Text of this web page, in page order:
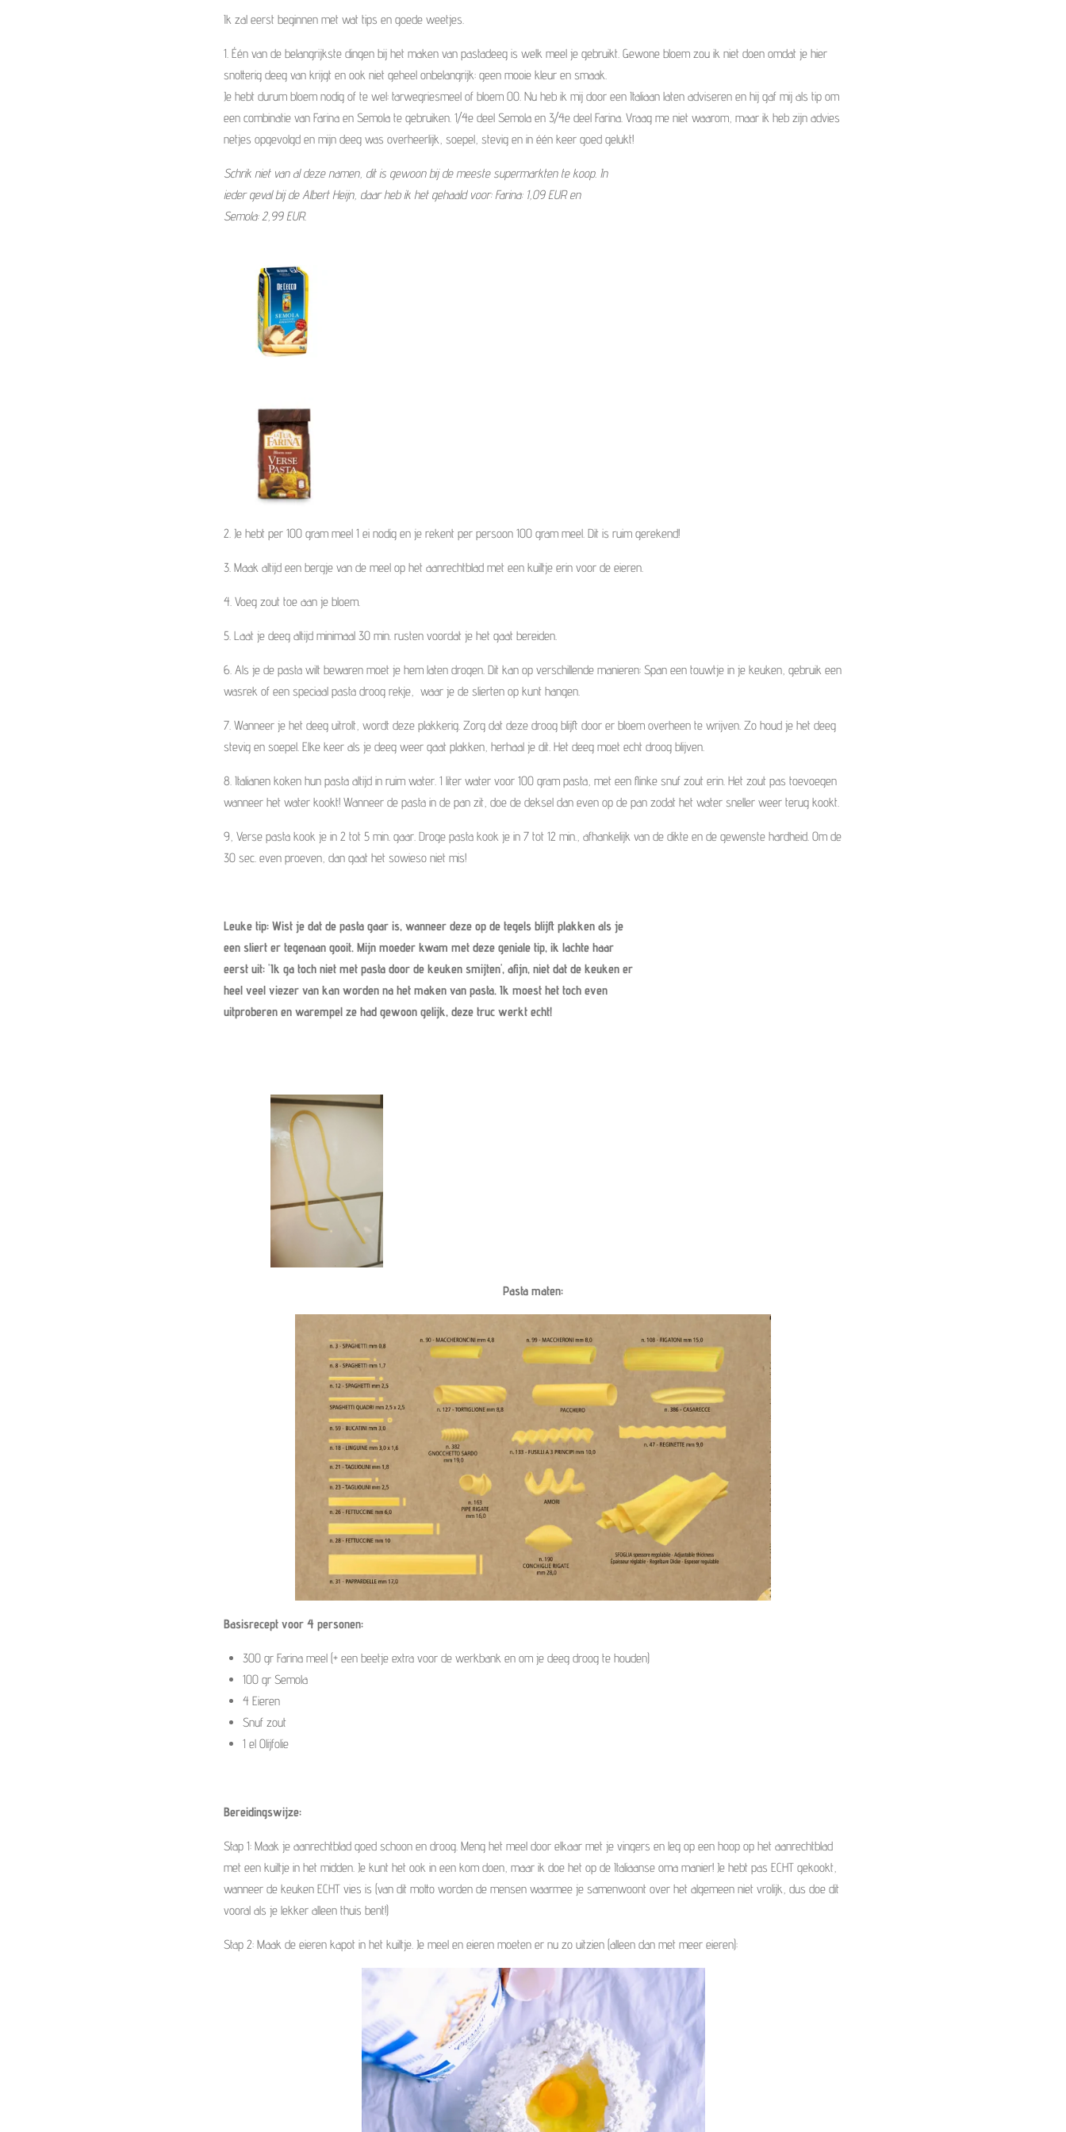
Ik zal eerst beginnen met wat tips en goede weetjes.
1. Één van de belangrijkste dingen bij het maken van pastadeeg is welk meel je gebruikt. Gewone bloem zou ik niet doen omdat je hier
snotterig deeg van krijgt en ook niet geheel onbelangrijk: geen mooie kleur en smaak.
Je hebt durum bloem nodig of te wel: tarwegriesmeel of bloem 00. Nu heb ik mij door een Italiaan laten adviseren en hij gaf mij als tip om
een combinatie van Farina en Semola te gebruiken. 1/4e deel Semola en 3/4e deel Farina. Vraag me niet waarom, maar ik heb zijn advies
netjes opgevolgd en mijn deeg was overheerlijk, soepel, stevig en in één keer goed gelukt!
Schrik niet van al deze namen, dit is gewoon bij de meeste supermarkten te koop. In
ieder geval bij de Albert Heijn, daar heb ik het gehaald voor: Farina: 1,09 EUR en
Semola: 2,99 EUR.
2. Je hebt per 100 gram meel 1 ei nodig en je rekent per persoon 100 gram meel. Dit is ruim gerekend!
3. Maak altijd een bergje van de meel op het aanrechtblad met een kuiltje erin voor de eieren.
4. Voeg zout toe aan je bloem.
5. Laat je deeg altijd minimaal 30 min. rusten voordat je het gaat bereiden.
6. Als je de pasta wilt bewaren moet je hem laten drogen. Dit kan op verschillende manieren: Span een touwtje in je keuken, gebruik een
wasrek of een speciaal pasta droog rekje, waar je de slierten op kunt hangen.
7. Wanneer je het deeg uitrolt, wordt deze plakkerig. Zorg dat deze droog blijft door er bloem overheen te wrijven. Zo houd je het deeg
stevig en soepel. Elke keer als je deeg weer gaat plakken, herhaal je dit. Het deeg moet echt droog blijven.
8. Italianen koken hun pasta altijd in ruim water. 1 liter water voor 100 gram pasta, met een flinke snuf zout erin. Het zout pas toevoegen
wanneer het water kookt! Wanneer de pasta in de pan zit, doe de deksel dan even op de pan zodat het water sneller weer terug kookt.
9, Verse pasta kook je in 2 tot 5 min. gaar. Droge pasta kook je in 7 tot 12 min., afhankelijk van de dikte en de gewenste hardheid. Om de
30 sec. even proeven, dan gaat het sowieso niet mis!
Leuke tip: Wist je dat de pasta gaar is, wanneer deze op de tegels blijft plakken als je
een sliert er tegenaan gooit. Mijn moeder kwam met deze geniale tip, ik lachte haar
eerst uit: 'Ik ga toch niet met pasta door de keuken smijten', afijn, niet dat de keuken er
heel veel viezer van kan worden na het maken van pasta. Ik moest het toch even
uitproberen en warempel ze had gewoon gelijk, deze truc werkt echt!
Pasta maten:
Basisrecept voor 4 personen:
300 gr Farina meel (+ een beetje extra voor de werkbank en om je deeg droog te houden)
100 gr Semola
4 Eieren
Snuf zout
1 el Olijfolie
Bereidingswijze:
Stap 1: Maak je aanrechtblad goed schoon en droog. Meng het meel door elkaar met je vingers en leg op een hoop op het aanrechtblad
met een kuiltje in het midden. Je kunt het ook in een kom doen, maar ik doe het op de Italiaanse oma manier! Je hebt pas ECHT gekookt,
wanneer de keuken ECHT vies is (van dit motto worden de mensen waarmee je samenwoont over het algemeen niet vrolijk, dus doe dit
vooral als je lekker alleen thuis bent!)
Stap 2: Maak de eieren kapot in het kuiltje. Je meel en eieren moeten er nu zo uitzien (alleen dan met meer eieren):